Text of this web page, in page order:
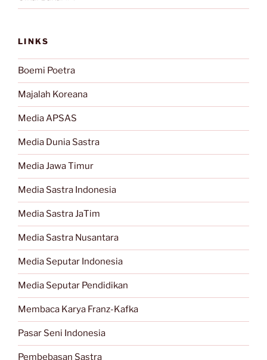
LINKS
Boemi Poetra
Majalah Koreana
Media APSAS
Media Dunia Sastra
Media Jawa Timur
Media Sastra Indonesia
Media Sastra JaTim
Media Sastra Nusantara
Media Seputar Indonesia
Media Seputar Pendidikan
Membaca Karya Franz-Kafka
Pasar Seni Indonesia
Pembebasan Sastra